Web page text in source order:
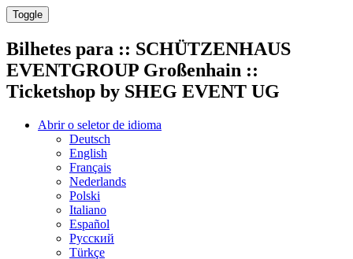
Toggle
Bilhetes para :: SCHÜTZENHAUS
EVENTGROUP Großenhain ::
Ticketshop by SHEG EVENT UG
Abrir o seletor de idioma
Deutsch
English
Français
Nederlands
Polski
Italiano
Español
Русский
Türkçe